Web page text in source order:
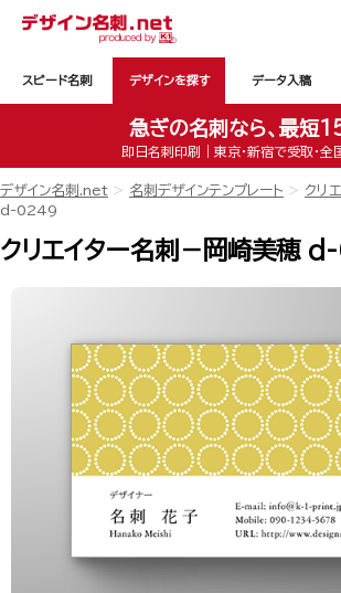
スピード名刺 デザインを探す データ入稿
急ぎの名刺なら、最短
即日名刺印刷｜東京・新宿で受取・全
デザイン名刺.net 名刺デザインテンプレート
クリ
d-0249
クリエイター名刺－岡崎美穂